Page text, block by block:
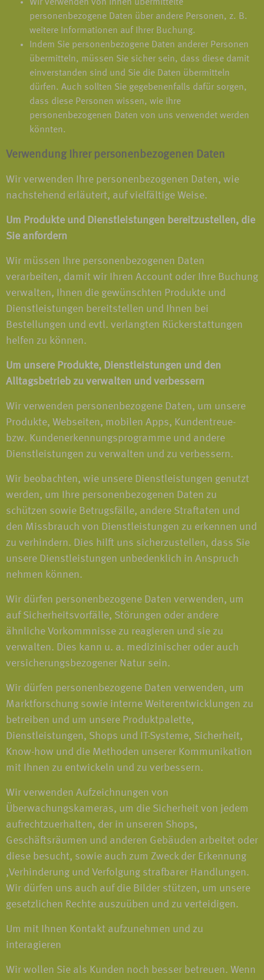
Wir verwenden von Ihnen übermittelte
personenbezogene Daten über andere Personen, z. B.
weitere Informationen auf Ihrer Buchung.
Indem Sie personenbezogene Daten anderer Personen
übermitteln, müssen Sie sicher sein, dass diese damit
einverstanden sind und Sie die Daten übermitteln
dürfen. Auch sollten Sie gegebenenfalls dafür sorgen,
dass diese Personen wissen, wie ihre
personenbezogenen Daten von uns verwendet werden
könnten.
Verwendung Ihrer personenbezogenen Daten
Wir verwenden Ihre personenbezogenen Daten, wie
nachstehend erläutert, auf vielfältige Weise.
Um Produkte und Dienstleistungen bereitzustellen, die
Sie anfordern
Wir müssen Ihre personenbezogenen Daten
verarbeiten, damit wir Ihren Account oder Ihre Buchung
verwalten, Ihnen die gewünschten Produkte und
Dienstleistungen bereitstellen und Ihnen bei
Bestellungen und evtl. verlangten Rückerstattungen
helfen zu können.
Um unsere Produkte, Dienstleistungen und den
Alltagsbetrieb zu verwalten und verbessern
Wir verwenden personenbezogene Daten, um unsere
Produkte, Webseiten, mobilen Apps, Kundentreue-
bzw. Kundenerkennungsprogramme und andere
Dienstleistungen zu verwalten und zu verbessern.
Wir beobachten, wie unsere Dienstleistungen genutzt
werden, um Ihre personenbezogenen Daten zu
schützen sowie Betrugsfälle, andere Straftaten und
den Missbrauch von Dienstleistungen zu erkennen und
zu verhindern. Dies hilft uns sicherzustellen, dass Sie
unsere Dienstleistungen unbedenklich in Anspruch
nehmen können.
Wir dürfen personenbezogene Daten verwenden, um
auf Sicherheitsvorfälle, Störungen oder andere
ähnliche Vorkommnisse zu reagieren und sie zu
verwalten. Dies kann u. a. medizinischer oder auch
versicherungsbezogener Natur sein.
Wir dürfen personenbezogene Daten verwenden, um
Marktforschung sowie interne Weiterentwicklungen zu
betreiben und um unsere Produktpalette,
Dienstleistungen, Shops und IT-Systeme, Sicherheit,
Know-how und die Methoden unserer Kommunikation
mit Ihnen zu entwickeln und zu verbessern.
Wir verwenden Aufzeichnungen von
Überwachungskameras, um die Sicherheit von jedem
aufrechtzuerhalten, der in unseren Shops,
Geschäftsräumen und anderen Gebäuden arbeitet oder
diese besucht, sowie auch zum Zweck der Erkennung
,Verhinderung und Verfolgung strafbarer Handlungen.
Wir dürfen uns auch auf die Bilder stützen, um unsere
gesetzlichen Rechte auszuüben und zu verteidigen.
Um mit Ihnen Kontakt aufzunehmen und zu
interagieren
Wir wollen Sie als Kunden noch besser betreuen. Wenn